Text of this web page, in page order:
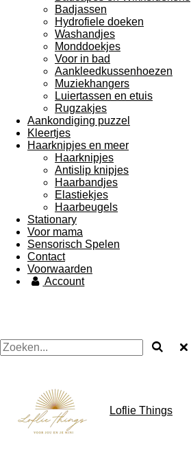
Badjassen
Hydrofiele doeken
Washandjes
Monddoekjes
Voor in bad
Aankleedkussenhoezen
Muziekhangers
Luiertassen en etuis
Rugzakjes
Aankondiging puzzel
Kleertjes
Haarknipjes en meer
Haarknipjes
Antislip knipjes
Haarbandjes
Elastiekjes
Haarbeugels
Stationary
Voor mama
Sensorisch Spelen
Contact
Voorwaarden
Account
Loflie Things